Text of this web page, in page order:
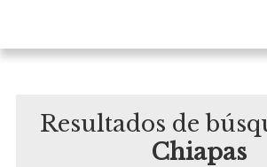
Resultados de
Chiapas